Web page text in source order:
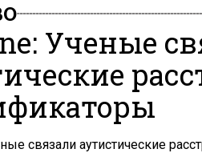
Ученые